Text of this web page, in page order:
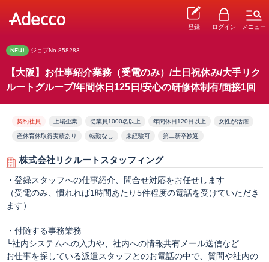
登録 ログイン メニュー
NEW ジョブNo.858283
【大阪】お仕事紹介業務（受電のみ）/土日祝休み/大手リク
ルートグループ/年間休日125日/安心の研修体制有/面接1回
契約社員 上場企業 従業員1000名以上 年間休日120日以上 女性が活躍
産休育休取得実績あり 転勤なし 未経験可 第二新卒歓迎
株式会社リクルートスタッフィング
・登録スタッフへの仕事紹介、問合せ対応をお任せします
（受電のみ、慣れれば1時間あたり5件程度の電話を受けていただき
ます）
・付随する事務業務
└社内システムへの入力や、社内への情報共有メール送信など
お仕事を探している派遣スタッフとのお電話の中で、質問や社内の